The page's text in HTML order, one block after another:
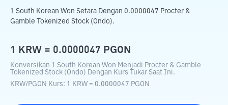
1 South Korean Won Setara Dengan 0.0000047 Procter &
Gamble Tokenized Stock (Ondo).
1 KRW = 0.0000047 PGON
Konversikan 1 South Korean Won Menjadi Procter & Gamble
Tokenized Stock (Ondo) Dengan Kurs Tukar Saat Ini.
KRW/PGON Kurs: 1 KRW = 0.0000047 PGON